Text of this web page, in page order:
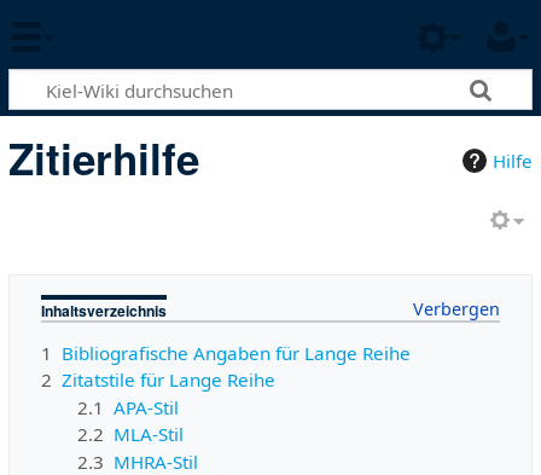
Hilfe
Zitierhilfe
Inhaltsverzeichnis
1 Bibliografische Angaben für Lange Reihe
2 Zitatstile für Lange Reihe
2.1 APA-Stil
2.2 MLA-Stil
2.3 MHRA-Stil